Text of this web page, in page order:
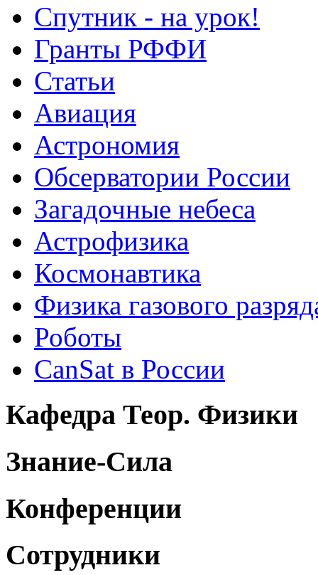
Спутник - на урок!
Гранты РФФИ
Статьи
Авиация
Астрономия
Обсерватории России
Загадочные небеса
Астрофизика
Космонавтика
Физика газового
Роботы
CanSat в России
Кафедра Теор. Физики
Знание-Сила
Конференции
Сотрудники